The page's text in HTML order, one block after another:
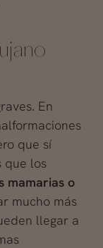
En
que sí
que los
mamarias o
mucho más
llegar a